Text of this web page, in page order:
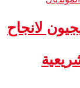
لانجاح